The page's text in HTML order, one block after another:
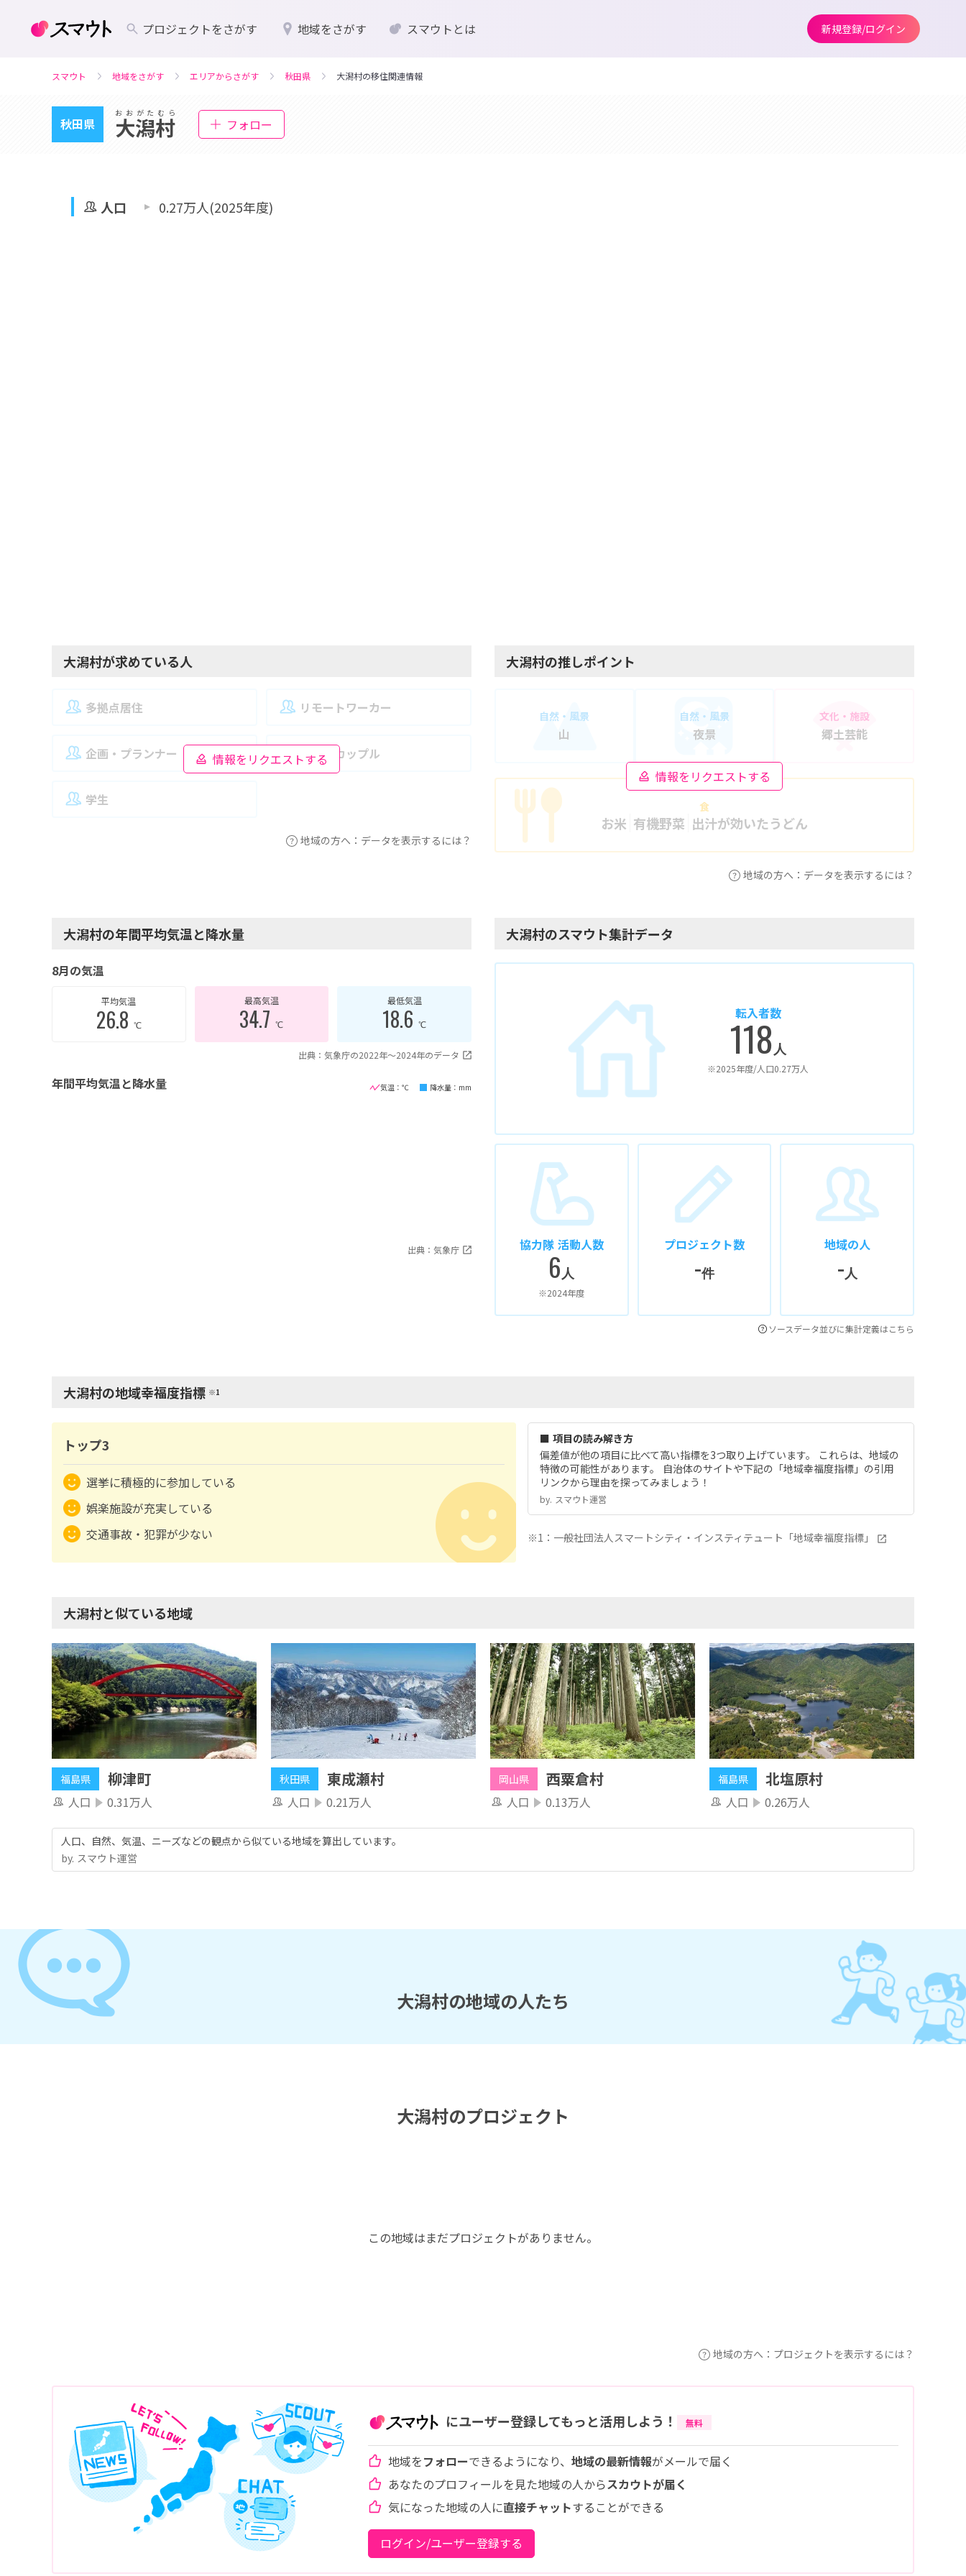
プロジェクトをさがす 地域をさがす スマウトとは 新規登録/ログイン
スマウト 地域をさがす エリアからさがす 秋田県 大潟村の移住関連情報
秋田県
おおがたむら
大潟村 フォロー
人口 0.27万人(2025年度)
大潟村が求めている人
情報をリクエストする
多拠点居住 リモートワーカー
企画・プランナー 夫婦・カップル
学生
地域の方へ：データを表示するには？
大潟村の推しポイント
情報をリクエストする
自然・風景
山
自然・風景
夜景
文化・施設
郷土芸能
食
お米 有機野菜 出汁が効いたうどん
地域の方へ：データを表示するには？
大潟村の年間平均気温と降水量
8月の気温
平均気温
26.8 ℃
最高気温
34.7℃
最低気温
18.6℃
出典：気象庁の2022年〜2024年のデータ
年間平均気温と降水量 気温：℃ 降水量：mm
出典：気象庁
大潟村のスマウト集計データ
転入者数
118 人
※2025年度/人口0.27万人
協力隊 活動人数
6人
※2024年度
プロジェクト数
-件
地域の人
-人
ソースデータ並びに集計定義はこちら
大潟村の地域幸福度指標 ※1
トップ3
選挙に積極的に参加している
娯楽施設が充実している
交通事故・犯罪が少ない
■ 項目の読み解き方
偏差値が他の項目に比べて高い指標を3つ取り上げています。 これらは、地域の
特徴の可能性があります。 自治体のサイトや下記の「地域幸福度指標」の引用
リンクから理由を探ってみましょう！
by.︎ スマウト運営
※1：一般社団法人スマートシティ・インスティテュート「地域幸福度指標」
大潟村と似ている地域
福島県 柳津町
人口 0.31万人
秋田県 東成瀬村
人口 0.21万人
岡山県 西粟倉村
人口 0.13万人
福島県 北塩原村
人口 0.26万人
人口、自然、気温、ニーズなどの観点から似ている地域を算出しています。
by.︎ スマウト運営
大潟村の地域の人たち
大潟村のプロジェクト
この地域はまだプロジェクトがありません。
地域の方へ：プロジェクトを表示するには？
にユーザー登録してもっと活用しよう！ 無料
地域をフォローできるようになり、 地域の最新情報がメールで届く
あなたのプロフィールを見た地域の人からスカウトが届く
気になった地域の人に直接チャットすることができる
ログイン/ユーザー登録する